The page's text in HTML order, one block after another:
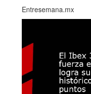
Entresemana.mx